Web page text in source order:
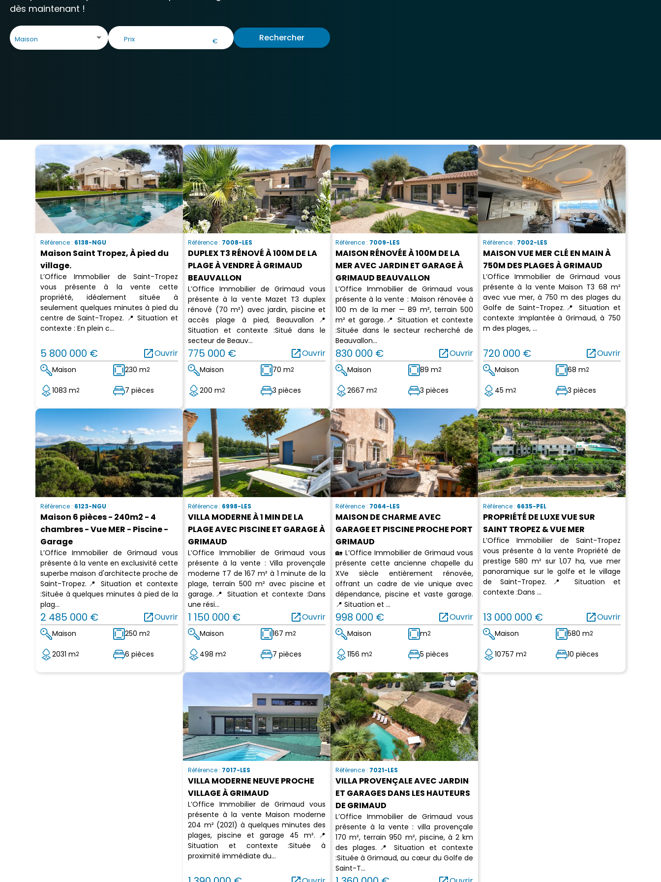
dès maintenant !
Maison € Rechercher
Référence : 6138-NGU
Maison Saint Tropez, À pied du
village.
L’Office Immobilier de Saint-Tropez
vous présente à la vente cette
propriété, idéalement située à
seulement quelques minutes à pied du
centre de Saint-Tropez. 📍 Situation et
contexte : En plein c...
5 800 000 € open_in_newOuvrir
Maison 230 m2
1083 m2 7 pièces
Référence : 7008-LES
DUPLEX T3 RÉNOVÉ À 100M DE LA
PLAGE À VENDRE À GRIMAUD
BEAUVALLON
L’Office Immobilier de Grimaud vous
présente à la vente Mazet T3 duplex
rénové (70 m²) avec jardin, piscine et
accès plage à pied, Beauvallon📍
Situation et contexte :Situé dans le
secteur de Beauv...
775 000 € open_in_newOuvrir
Maison 70 m2
200 m2 3 pièces
Référence : 7009-LES
MAISON RÉNOVÉE À 100M DE LA
MER AVEC JARDIN ET GARAGE À
GRIMAUD BEAUVALLON
L’Office Immobilier de Grimaud vous
présente à la vente : Maison rénovée à
100 m de la mer — 89 m², terrain 500
m² et garage.📍 Situation et contexte
:Située dans le secteur recherché de
Beauvallon...
830 000 € open_in_newOuvrir
Maison 89 m2
2667 m2 3 pièces
Référence : 7002-LES
MAISON VUE MER CLÉ EN MAIN À
750M DES PLAGES À GRIMAUD
L’Office Immobilier de Grimaud vous
présente à la vente Maison T3 68 m²
avec vue mer, à 750 m des plages du
Golfe de Saint-Tropez.📍 Situation et
contexte :Implantée à Grimaud, à 750
m des plages, ...
720 000 € open_in_newOuvrir
Maison 68 m2
45 m2 3 pièces
Référence : 6123-NGU
Maison 6 pièces - 240m2 - 4
chambres - Vue MER - Piscine -
Garage
L’Office Immobilier de Grimaud vous
présente à la vente en exclusivité cette
superbe maison d'architecte proche de
Saint-Tropez.📍 Situation et contexte
:Située à quelques minutes à pied de la
plag...
2 485 000 € open_in_newOuvrir
Maison 250 m2
2031 m2 6 pièces
Référence : 6998-LES
VILLA MODERNE À 1 MIN DE LA
PLAGE AVEC PISCINE ET GARAGE À
GRIMAUD
L’Office Immobilier de Grimaud vous
présente à la vente : Villa provençale
moderne T7 de 167 m² à 1 minute de la
plage, terrain 500 m² avec piscine et
garage.📍 Situation et contexte :Dans
une rési...
1 150 000 € open_in_newOuvrir
Maison 167 m2
498 m2 7 pièces
Référence : 7064-LES
MAISON DE CHARME AVEC
GARAGE ET PISCINE PROCHE PORT
GRIMAUD
🏡 L’Office Immobilier de Grimaud vous
présente cette ancienne chapelle du
XVe siècle entièrement rénovée,
offrant un cadre de vie unique avec
dépendance, piscine et vaste garage.
📍 Situation et ...
998 000 € open_in_newOuvrir
Maison m2
1156 m2 5 pièces
Référence : 6635-PEL
PROPRIÉTÉ DE LUXE VUE SUR
SAINT TROPEZ & VUE MER
L’Office Immobilier de Saint-Tropez
vous présente à la vente Propriété de
prestige 580 m² sur 1,07 ha, vue mer
panoramique sur le golfe et le village
de Saint-Tropez.📍 Situation et
contexte :Dans ...
13 000 000 € open_in_newOuvrir
Maison 580 m2
10757 m2 10 pièces
Référence : 7017-LES
VILLA MODERNE NEUVE PROCHE
VILLAGE À GRIMAUD
L’Office Immobilier de Grimaud vous
présente à la vente Maison moderne
204 m² (2021) à quelques minutes des
plages, piscine et garage 45 m².📍
Situation et contexte :Située à
proximité immédiate du...
Référence : 7021-LES
VILLA PROVENÇALE AVEC JARDIN
ET GARAGES DANS LES HAUTEURS
DE GRIMAUD
L’Office Immobilier de Grimaud vous
présente à la vente : villa provençale
170 m², terrain 950 m², piscine, à 2 km
des plages.📍 Situation et contexte
:Située à Grimaud, au cœur du Golfe de
Saint-T...